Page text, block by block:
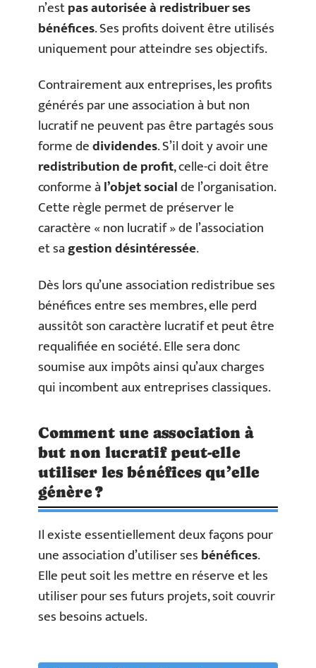
n’estpas autorisée à redistribuer ses
bénéfices. Ses profits doivent être utilisés
uniquement pour atteindre ses objectifs.
Contrairement aux entreprises, les profits
générés par une association à but non
lucratif ne peuvent pas être partagés sous
forme dedividendes. S’il doit y avoir une
redistribution de profit, celle-ci doit être
conforme àl’objet socialde l’organisation.
Cette règle permet de préserver le
caractère « non lucratif » de l’association
et sagestion désintéressée.
Dès lors qu’une association redistribue ses
bénéfices entre ses membres, elle perd
aussitôt son caractère lucratif et peut être
requalifiée en société. Elle sera donc
soumise aux impôts ainsi qu’aux charges
qui incombent aux entreprises classiques.
Comment une association à
but non lucratif peut-elle
utiliser les bénéfices qu’elle
génère ?
Il existe essentiellement deux façons pour
une association d’utiliser sesbénéfices.
Elle peut soit les mettre en réserve et les
utiliser pour ses futurs projets, soit couvrir
ses besoins actuels.